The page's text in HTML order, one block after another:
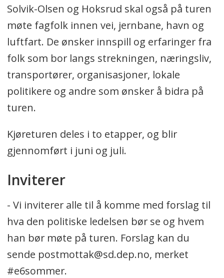
Solvik-Olsen og Hoksrud skal også på turen
møte fagfolk innen vei, jernbane, havn og
luftfart. De ønsker innspill og erfaringer fra
folk som bor langs strekningen, næringsliv,
transportører, organisasjoner, lokale
politikere og andre som ønsker å bidra på
turen.
Kjøreturen deles i to etapper, og blir
gjennomført i juni og juli.
Inviterer
- Vi inviterer alle til å komme med forslag til
hva den politiske ledelsen bør se og hvem
han bør møte på turen. Forslag kan du
sende postmottak@sd.dep.no, merket
#e6sommer.